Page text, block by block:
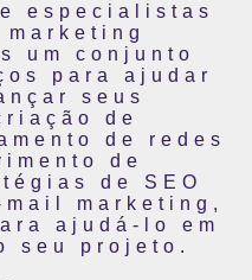
especialistas
marketing
um conjunto
para ajudar
seus
de
de redes
de
de SEO
mail marketing,
ajudá-lo em
seu projeto.